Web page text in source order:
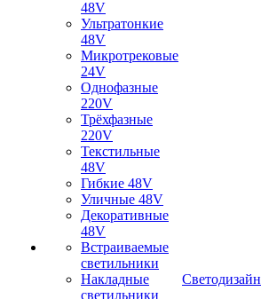
48V
Ультратонкие
48V
Микротрековые
24V
Однофазные
220V
Трёхфазные
220V
Текстильные
48V
Гибкие 48V
Уличные 48V
Декоративные
48V
Встраиваемые
светильники
Накладные
светильники
Светодизайн